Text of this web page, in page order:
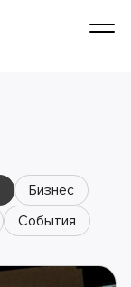
Бизнес
События